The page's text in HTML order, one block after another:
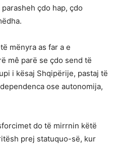
çdo hap, çdo
mënyra as far a e
mê parë se çdo send të
i kësaj Shqipërije, pastaj të
ose autonomija,
do të mirrnin këtë
prej statuquo-së, kur